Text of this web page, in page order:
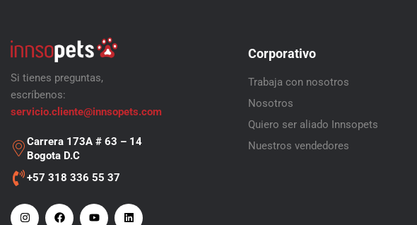
Si tienes preguntas,
escríbenos:
servicio.cliente@innsopets.com
Carrera 173A # 63 – 14
Bogota D.C
+57 318 336 55 37
Corporativo
Trabaja con nosotros
Nosotros
Quiero ser aliado Innsopets
Nuestros vendedores